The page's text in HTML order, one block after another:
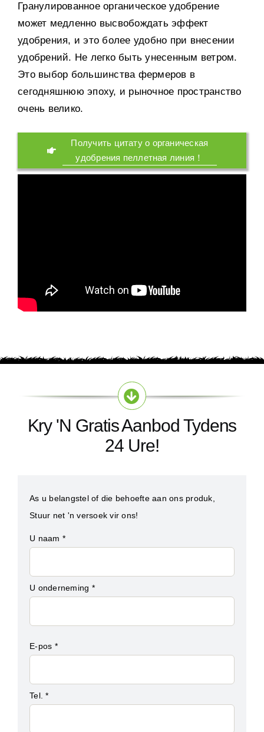
Гранулированное органическое удобрение
может медленно высвобождать эффект
удобрения, и это более удобно при внесении
удобрений. Не легко быть унесенным ветром.
Это выбор большинства фермеров в
сегодняшнюю эпоху, и рыночное пространство
очень велико.
Получить цитату о органическая
удобрения пеллетная линия！
Kry 'n Gratis Aanbod Tydens
24 Ure!
As u belangstel of die behoefte aan ons produk,
Stuur net 'n versoek vir ons!
U naam *
U onderneming *
E-pos *
Tel. *